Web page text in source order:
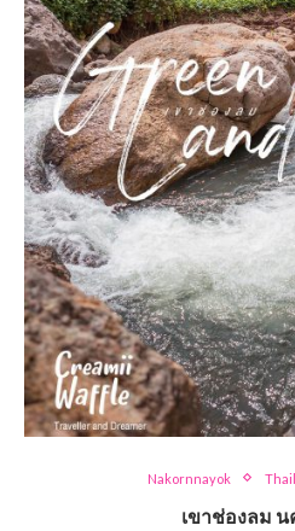
Nakornnayok
เขาช่องลม